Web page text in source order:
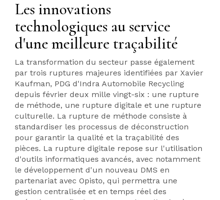
Les innovations
technologiques au service
d'une meilleure traçabilité
La transformation du secteur passe également
par trois ruptures majeures identifiées par Xavier
Kaufman, PDG d'Indra Automobile Recycling
depuis février deux mille vingt-six : une rupture
de méthode, une rupture digitale et une rupture
culturelle. La rupture de méthode consiste à
standardiser les processus de déconstruction
pour garantir la qualité et la traçabilité des
pièces. La rupture digitale repose sur l'utilisation
d'outils informatiques avancés, avec notamment
le développement d'un nouveau DMS en
partenariat avec Opisto, qui permettra une
gestion centralisée et en temps réel des